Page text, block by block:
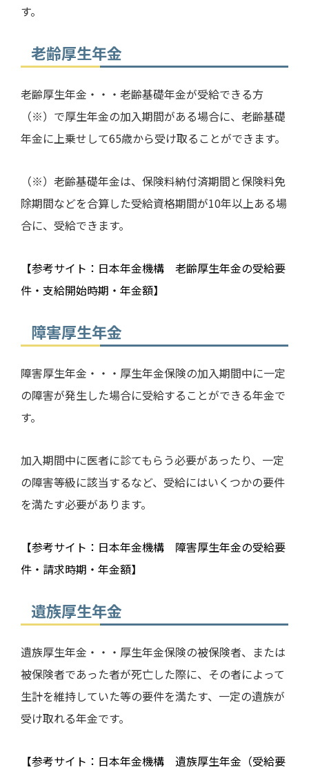
す。
老齢厚生年金
老齢厚生年金・・・老齢基礎年金が受給できる方
（※）で厚生年金の加入期間がある場合に、老齢基礎
年金に上乗せして65歳から受け取ることができます。
（※）老齢基礎年金は、保険料納付済期間と保険料免
除期間などを合算した受給資格期間が10年以上ある場
合に、受給できます。
【参考サイト：日本年金機構 老齢厚生年金の受給要
件・支給開始時期・年金額】
障害厚生年金
障害厚生年金・・・厚生年金保険の加入期間中に一定
の障害が発生した場合に受給することができる年金で
す。
加入期間中に医者に診てもらう必要があったり、一定
の障害等級に該当するなど、受給にはいくつかの要件
を満たす必要があります。
【参考サイト：日本年金機構 障害厚生年金の受給要
件・請求時期・年金額】
遺族厚生年金
遺族厚生年金・・・厚生年金保険の被保険者、または
被保険者であった者が死亡した際に、その者によって
生計を維持していた等の要件を満たす、一定の遺族が
受け取れる年金です。
【参考サイト：日本年金機構 遺族厚生年金（受給要